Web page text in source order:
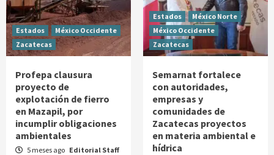
Estados
México Occidente
Zacatecas
Profepa clausura
proyecto de
explotación de fierro
en Mazapil, por
incumplir obligaciones
ambientales
5 meses ago Editorial Staff
Estados
México Norte
México Occidente
Zacatecas
Semarnat fortalece
con autoridades,
empresas y
comunidades de
Zacatecas proyectos
en materia ambiental e
hídrica